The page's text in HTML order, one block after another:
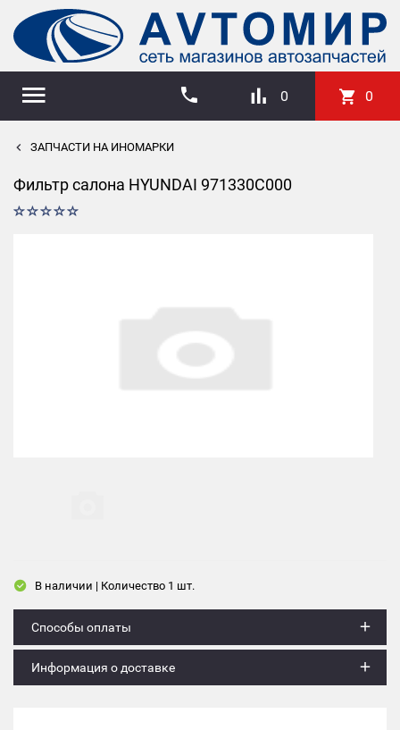
0 0
ЗАПЧАСТИ НА ИНОМАРКИ
Фильтр салона HYUNDAI 971330C000
В наличии | Количество 1 шт.
Способы оплаты
Информация о доставке